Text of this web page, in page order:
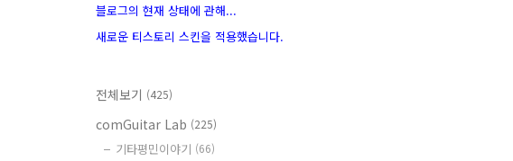
블로그의 현재 상태에 관해...
새로운 티스토리 스킨을 적용했습니다.
전체보기 (425)
comGuitar Lab (225)
기타평민이야기 (66)